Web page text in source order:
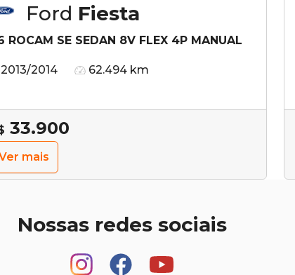
Ford Fiesta
ROCAM SE SEDAN 8V FLEX 4P MANUAL
2013/2014 62.494 km
33.900
mais
Nossas redes sociais